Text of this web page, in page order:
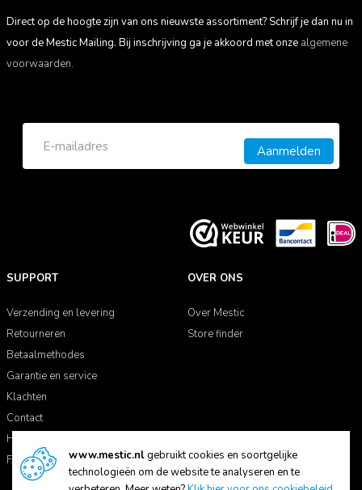
Direct op de hoogte zijn van ons nieuwste assortiment? Schrijf je dan nu in
voor de Mestic Mailing. Bij inschrijving ga je akkoord met onze algemene
voorwaarden.
Aanmelden
SUPPORT
Verzending en levering
Retourneren
Betaalmethodes
Garantie en service
Klachten
Contact
Handleidingen
FAQ
OVER ONS
Over Mestic
Store finder
www.mestic.nlgebruikt cookies en soortgelijke
technologieën om de website te analyseren en te